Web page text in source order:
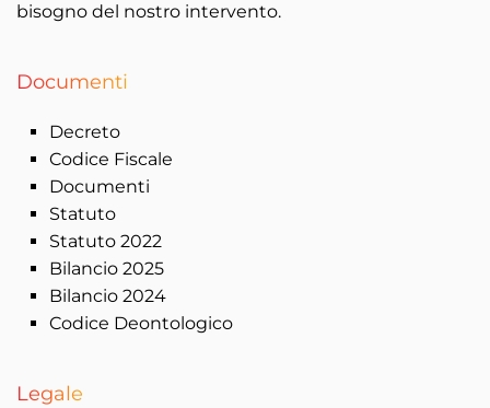
bisogno del nostro intervento.
Documenti
Decreto
Codice Fiscale
Documenti
Statuto
Statuto 2022
Bilancio 2025
Bilancio 2024
Codice Deontologico
Legale